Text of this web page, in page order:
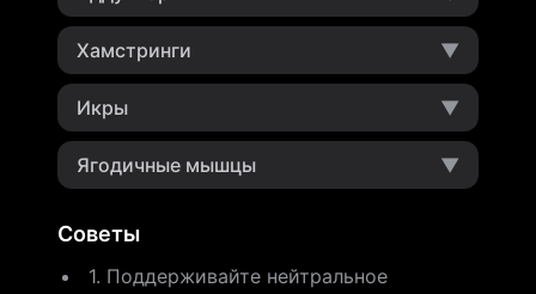
Хамстринги ▼
Икры ▼
Ягодичные мышцы ▼
Советы
1. Поддерживайте нейтральное